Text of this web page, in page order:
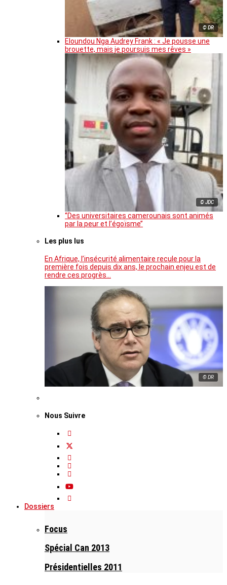
© DR
Eloundou Nga Audrey Frank : « Je pousse une
brouette, mais je poursuis mes rêves »
© JDC
‘’Des universitaires camerounais sont animés
par la peur et l’égoïsme’’
Les plus lus
En Afrique, l’insécurité alimentaire recule pour la
première fois depuis dix ans, le prochain enjeu est de
rendre ces progrès…
© DR
Nous Suivre
Dossiers
Focus
Spécial Can 2013
Présidentielles 2011